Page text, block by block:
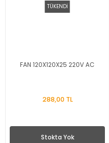
TÜKENDİ
FAN 120X120X25 220V AC
288,00 TL
Stokta Yok